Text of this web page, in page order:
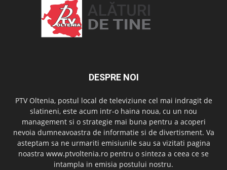
DESPRE NOI
PTV Oltenia, postul local de televiziune cel mai indragit de
slatineni, este acum intr-o haina noua, cu un nou
management si o strategie mai buna pentru a acoperi
nevoia dumneavoastra de informatie si de divertisment. Va
asteptam sa ne urmariti emisiunile sau sa vizitati pagina
noastra www.ptvoltenia.ro pentru o sinteza a ceea ce se
intampla in emisia postului nostru.